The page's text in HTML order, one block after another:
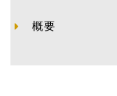
概要